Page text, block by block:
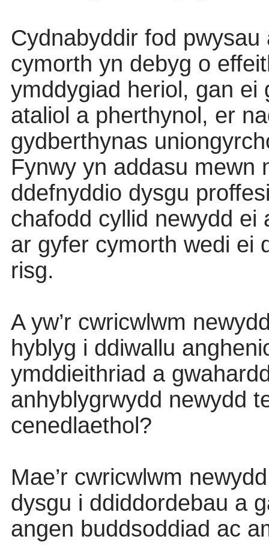
Cydnabyddir fod
cymorth yn debyg o
ymddygiad heriol, gan ei
ataliol a pherthynol, er
gydberthynas
Fynwy yn addasu mewn
ddefnyddio dysgu
chafodd cyllid newydd ei
ar gyfer cymorth wedi ei
risg.
A yw’r cwricwlwm
hyblyg i ddiwallu
ymddieithriad a
anhyblygrwydd newydd
cenedlaethol?
Mae’r cwricwlwm
dysgu i ddiddordebau a
angen buddsoddiad ac